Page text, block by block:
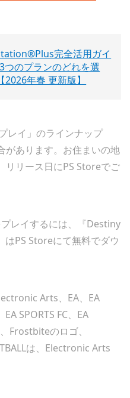
完全活用ガイ
つのプランのどれを選
2026年春 更新版】
レイ」のラインナップ
があります。お住まいの地
リリース日にPS Storeでご
レイするには、『Destiny
PS Storeにて無料でダウ
Arts、EA、EA
SPORTS FC、EA
Frostbiteのロゴ、
は、Electronic Arts